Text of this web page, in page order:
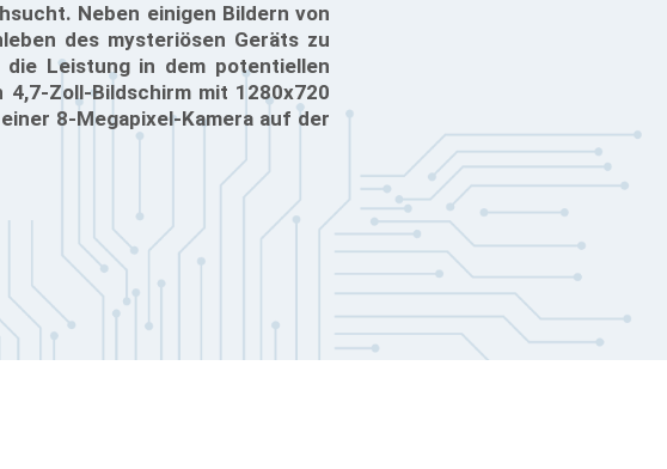
Neben einigen Bildern von
des mysteriösen Geräts zu
Leistung in dem potentiellen
Zoll-Bildschirm mit 1280x720
8-Megapixel-Kamera auf der